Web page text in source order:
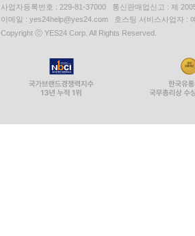
사업자등록번호 : 229-81-37000 통신판매업신고 : 제
이메일 : yes24help@yes24.com 호스팅 서비스사업자 :
Copyright ⓒ YES24 Corp. All Rights Reserved.